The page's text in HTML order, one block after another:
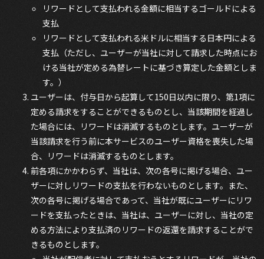
リワードとして支払われる金額に相当するゴールドによる
支払
リワードとして支払われる米ドルに相当する日本円による
支払（ただし、ユーザーが当社に対して請求した時点にお
ける当社が定める為替レートに基づき算定した金額としま
す。）
ユーザーは、付与日から起算して150日以内に限り、第1項に
定める請求をすることができるものとし、当該期間を経過し
た場合には、リワードは消滅するものとします。ユーザーが
当該請求を行う前に本サービスのユーザー資格を喪失した場
合、リワードは消滅するものとします。
前各項にかかわらず、当社は、次の各号に掲げる場合、ユー
ザーに対しリワードの支払を行わないものとします。また、
次の各号に掲げる場合であって、当社が既にユーザーにリワ
ードを支払ったときは、当社は、ユーザーに対し、当社の定
める方法により支払済のリワードの返還を請求することがで
きるものとします。